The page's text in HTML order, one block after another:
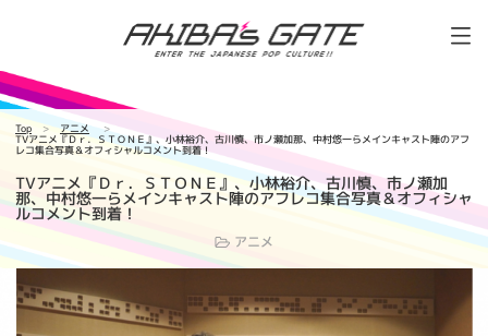
Top アニメ
TVアニメ『Ｄｒ．ＳＴＯＮＥ』、小林裕介、古川慎、市ノ瀬加那、中村悠一らメインキャスト陣のアフ
レコ集合写真＆オフィシャルコメント到着！
TVアニメ『Ｄｒ．ＳＴＯＮＥ』、小林裕介、古川慎、市ノ瀬加
那、中村悠一らメインキャスト陣のアフレコ集合写真＆オフィシャ
ルコメント到着！
アニメ